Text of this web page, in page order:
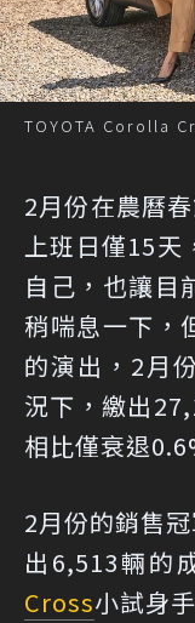
TOYOTA Corolla
2月份在農曆
上班日僅15天
自己，也讓目
稍喘息一下，
的演出，2月
況下，繳出
相比僅衰退
2月份的銷售
出6,513輛的
Cross小試身